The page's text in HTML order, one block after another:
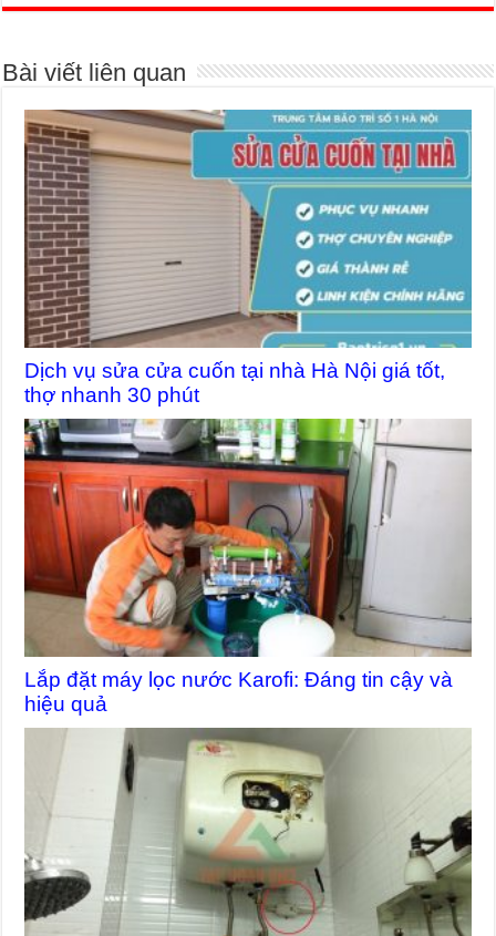
Bài viết liên quan
Dịch vụ sửa cửa cuốn tại nhà Hà Nội giá tốt,
thợ nhanh 30 phút
Lắp đặt máy lọc nước Karofi: Đáng tin cậy và
hiệu quả